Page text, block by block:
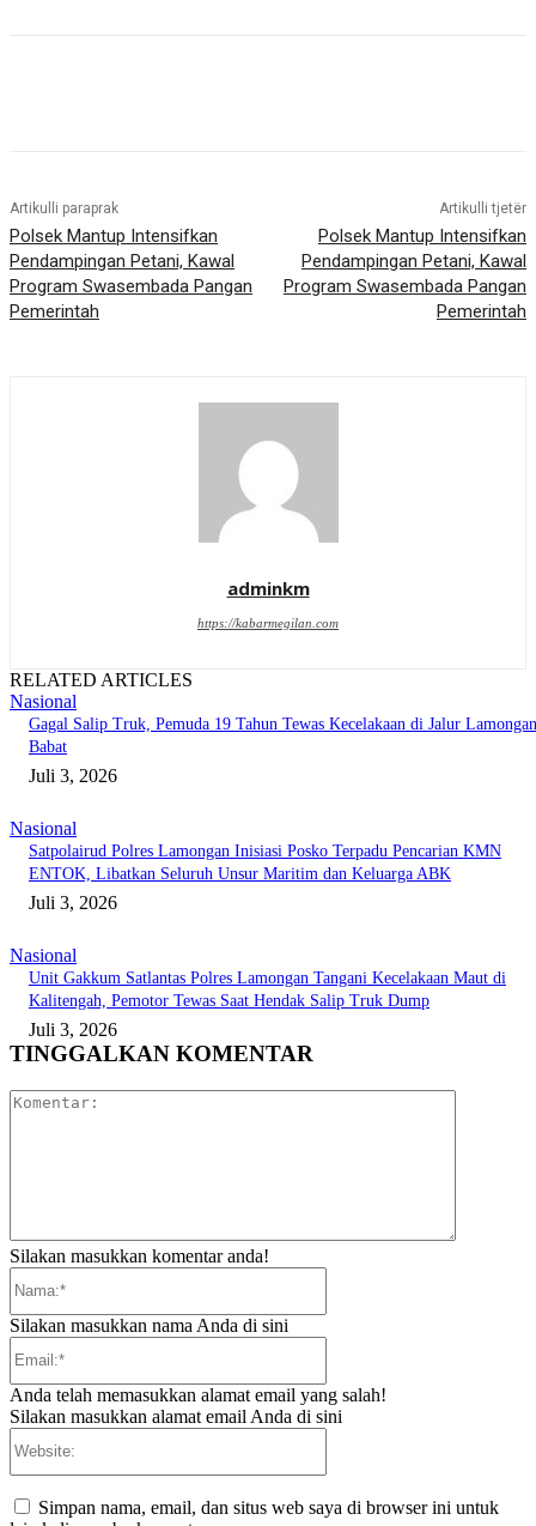
Artikulli paraprak
Polsek Mantup Intensifkan
Pendampingan Petani, Kawal
Program Swasembada Pangan
Pemerintah
Artikulli tjetër
Polsek Mantup Intensifkan
Pendampingan Petani, Kawal
Program Swasembada Pangan
Pemerintah
adminkm
https://kabarmegilan.com
RELATED ARTICLES
Nasional
Gagal Salip Truk, Pemuda 19 Tahun Tewas Kecelakaan di Jalur
Babat
Juli 3, 2026
Nasional
Satpolairud Polres Lamongan Inisiasi Posko Terpadu Pencarian KMN
ENTOK, Libatkan Seluruh Unsur Maritim dan Keluarga ABK
Juli 3, 2026
Nasional
Unit Gakkum Satlantas Polres Lamongan Tangani Kecelakaan Maut di
Kalitengah, Pemotor Tewas Saat Hendak Salip Truk Dump
Juli 3, 2026
TINGGALKAN KOMENTAR
Silakan masukkan komentar anda!
Silakan masukkan nama Anda di sini
Anda telah memasukkan alamat email yang salah!
Silakan masukkan alamat email Anda di sini
Simpan nama, email, dan situs web saya di browser ini untuk